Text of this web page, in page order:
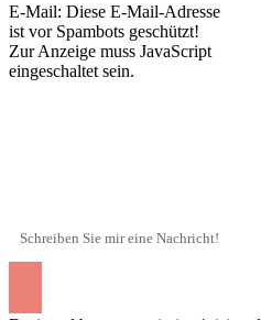
E-Mail: Diese E-Mail-Adresse
ist vor Spambots geschützt!
Zur Anzeige muss JavaScript
eingeschaltet sein.
Schreiben Sie mir eine Nachricht!